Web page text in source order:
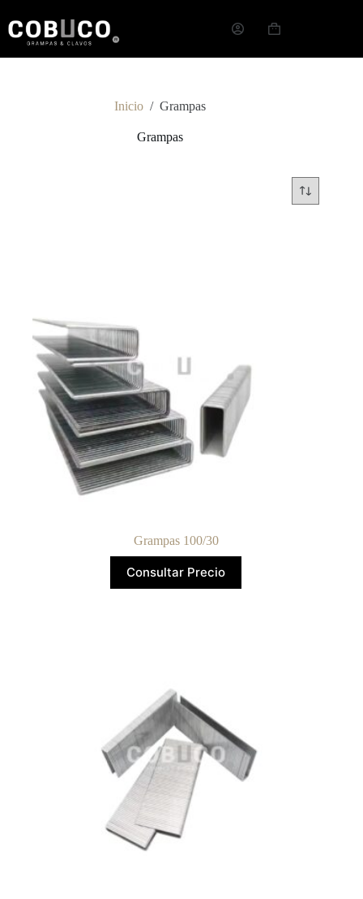
Inicio / Grampas
Grampas
Grampas 100/30
Consultar Precio